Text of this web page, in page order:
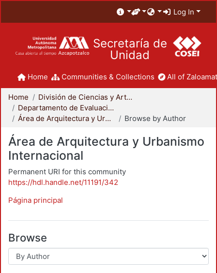
Log In
Secretaría de
Unidad
Home Communities & Collections All of
Home
División de Ciencias y Artes para el Diseño
Departamento de Evaluación del Diseño en el Tiempo
Área de Arquitectura y Urbanismo Internacional
Browse by Author
Área de Arquitectura y Urbanismo
Internacional
Permanent URI for this community
https://hdl.handle.net/11191/342
Página principal
Browse